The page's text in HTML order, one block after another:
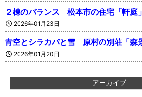
２棟のバランス 松本市の住宅「軒庭」
2026年01月23日
青空とシラカバと雪 原村の別荘「森
2026年01月20日
アーカイブ